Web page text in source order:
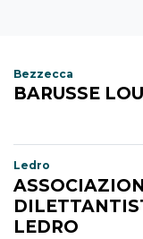
Bezzecca
BARUSSE
Ledro
LEDRO